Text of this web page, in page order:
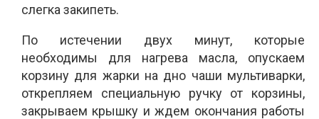
слегка закипеть.
По истечении двух минут, которые
необходимы для нагрева масла, опускаем
корзину для жарки на дно чаши мультиварки,
открепляем специальную ручку от корзины,
закрываем крышку и ждем окончания работы